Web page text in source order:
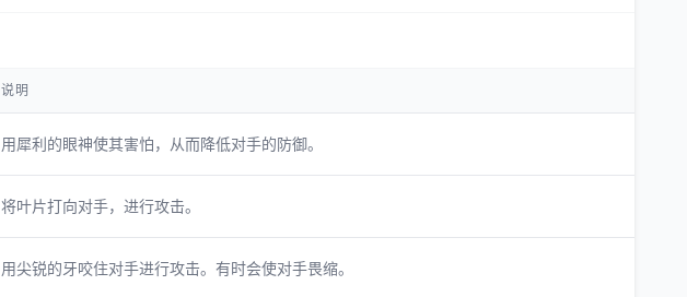
说明
用犀利的眼神使其害怕，从而降低对手的防御。
将叶片打向对手，进行攻击。
用尖锐的牙咬住对手进行攻击。有时会使对手畏缩。